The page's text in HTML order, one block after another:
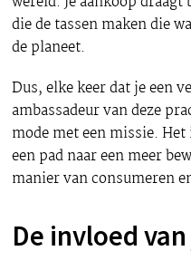
die de tassen maken die
de planeet.
Dus, elke keer dat je een
ambassadeur van deze
mode met een missie.
een pad naar een meer
manier van consumeren
De invloed